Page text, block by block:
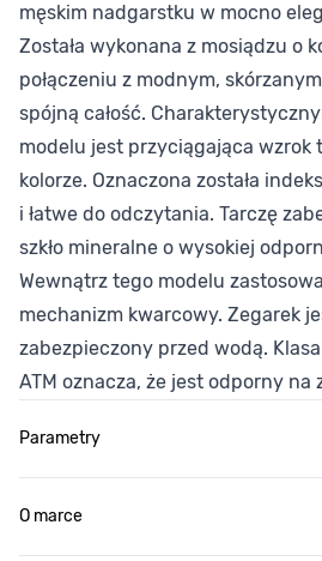
męskim nadgarstku w mocno
Została wykonana z mosiądzu o
połączeniu z modnym,
spójną całość.
modelu jest przyciągająca wzrok
kolorze. Oznaczona została
i łatwe do odczytania. Tarczę
szkło mineralne o wysokiej
Wewnątrz tego modelu
mechanizm kwarcowy. Zegarek
zabezpieczony przed wodą.
ATM oznacza, że jest odporny na
Parametry
O marce